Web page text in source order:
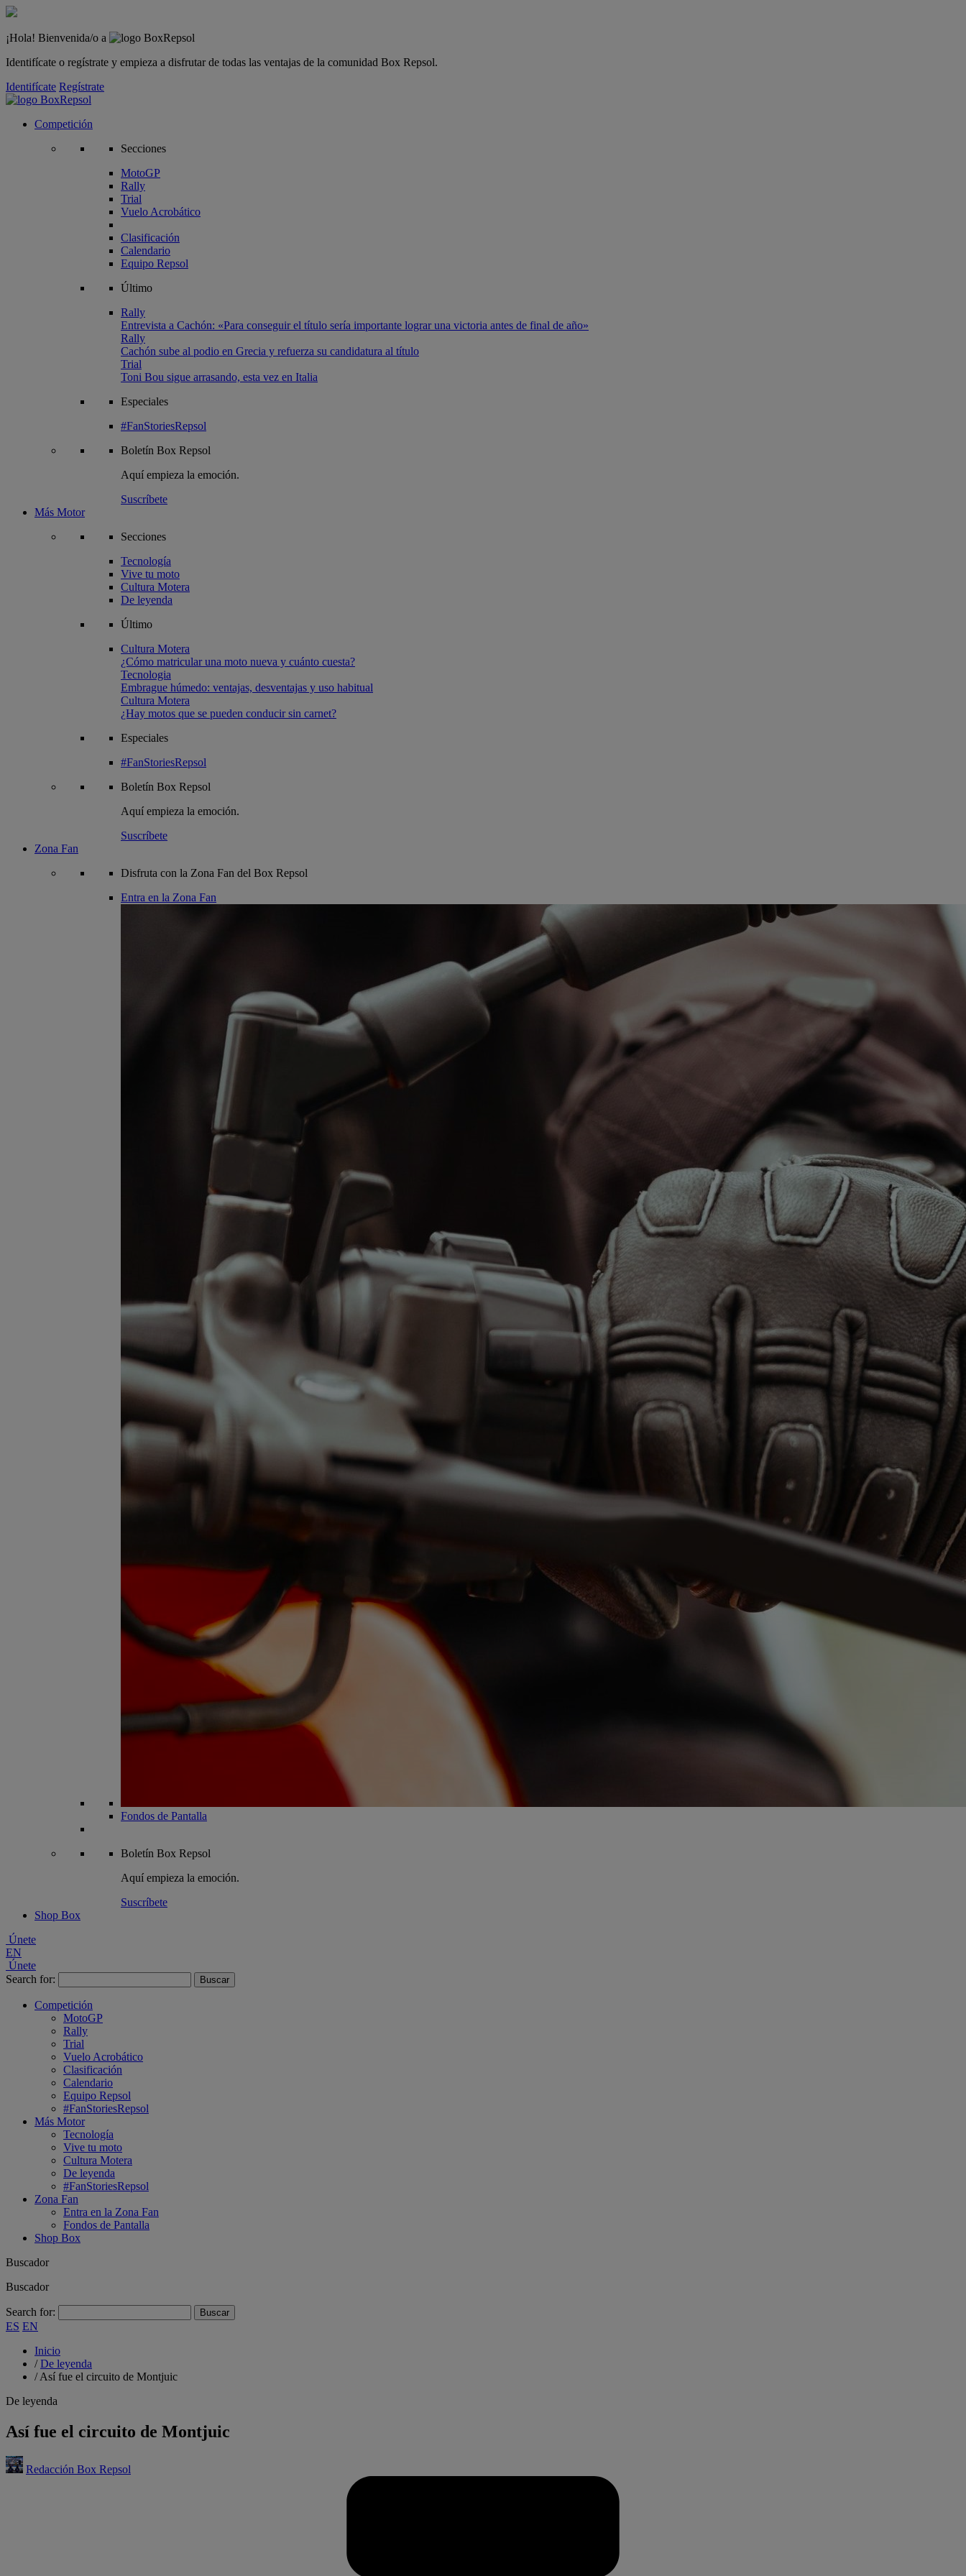
¡Hola! Bienvenida/o a
Identifícate o regístrate y empieza a disfrutar de todas las ventajas de la comunidad Box Repsol.
Identifícate Regístrate
Competición
Secciones
MotoGP
Rally
Trial
Vuelo Acrobático
Clasificación
Calendario
Equipo Repsol
Último
Rally
Entrevista a Cachón: «Para conseguir el título sería importante lograr una victoria antes de final de año»
Rally
Cachón sube al podio en Grecia y refuerza su candidatura al título
Trial
Toni Bou sigue arrasando, esta vez en Italia
Especiales
#FanStoriesRepsol
Boletín Box Repsol
Aquí empieza la emoción.
Suscríbete
Más Motor
Secciones
Tecnología
Vive tu moto
Cultura Motera
De leyenda
Último
Cultura Motera
¿Cómo matricular una moto nueva y cuánto cuesta?
Tecnologia
Embrague húmedo: ventajas, desventajas y uso habitual
Cultura Motera
¿Hay motos que se pueden conducir sin carnet?
Especiales
#FanStoriesRepsol
Boletín Box Repsol
Aquí empieza la emoción.
Suscríbete
Zona Fan
Disfruta con la Zona Fan del Box Repsol
Entra en la Zona Fan
Fondos de Pantalla
Boletín Box Repsol
Aquí empieza la emoción.
Suscríbete
Shop Box
Únete
EN
Únete
Search for:
Competición
MotoGP
Rally
Trial
Vuelo Acrobático
Clasificación
Calendario
Equipo Repsol
#FanStoriesRepsol
Más Motor
Tecnología
Vive tu moto
Cultura Motera
De leyenda
#FanStoriesRepsol
Zona Fan
Entra en la Zona Fan
Fondos de Pantalla
Shop Box
Buscador
Buscador
Search for:
ES EN
Inicio
/De leyenda
/Así fue el circuito de Montjuic
De leyenda
Así fue el circuito de Montjuic
Redacción Box Repsol